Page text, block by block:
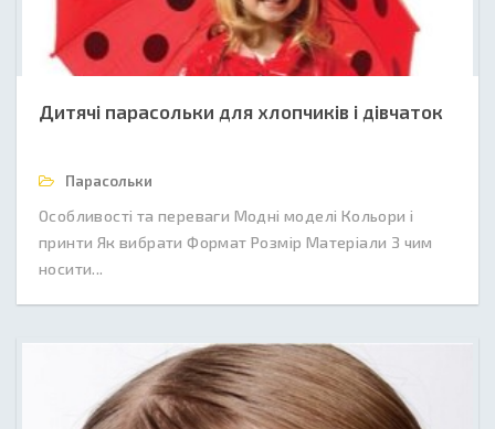
Дитячі парасольки для хлопчиків і дівчаток
Парасольки
Особливості та переваги Модні моделі Кольори і
принти Як вибрати Формат Розмір Матеріали З чим
носити...